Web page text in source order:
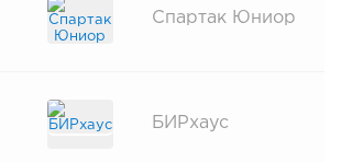
Спартак Юниор
БИРхаус